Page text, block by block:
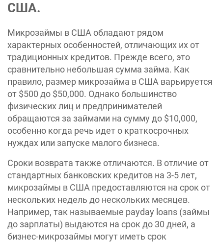
США.
Микрозаймы в США обладают рядом
характерных особенностей, отличающих их от
традиционных кредитов. Прежде всего, это
сравнительно небольшая сумма займа. Как
правило, размер микрозайма в США варьируется
от $500 до $50,000. Однако большинство
физических лиц и предпринимателей
обращаются за займами на сумму до $10,000,
особенно когда речь идет о краткосрочных
нуждах или запуске малого бизнеса.
Сроки возврата также отличаются. В отличие от
стандартных банковских кредитов на 3-5 лет,
микрозаймы в США предоставляются на срок от
нескольких недель до нескольких месяцев.
Например, так называемые payday loans (займы
до зарплаты) выдаются на срок до 30 дней, а
бизнес-микрозаймы могут иметь срок